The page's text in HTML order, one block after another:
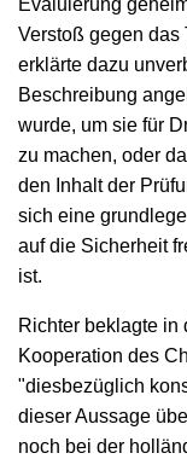
Evaluierung
Verstoß gegen das
erklärte dazu
Beschreibung
wurde, um sie für
zu machen, oder
den Inhalt der
sich eine
auf die Sicherheit
ist.
Richter beklagte in
Kooperation des
"diesbezüglich
dieser Aussage
noch bei der